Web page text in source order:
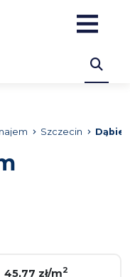
Szczecin Dąbie
45,77 zł/m2